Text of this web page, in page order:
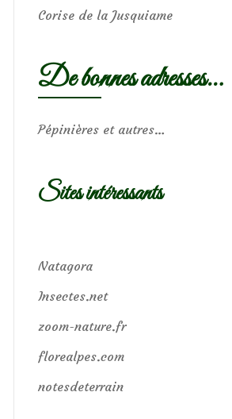
Corise de la Jusquiame
De bonnes adresses…
Pépinières et autres…
Sites intéressants
Natagora
Insectes.net
zoom-nature.fr
florealpes.com
notesdeterrain